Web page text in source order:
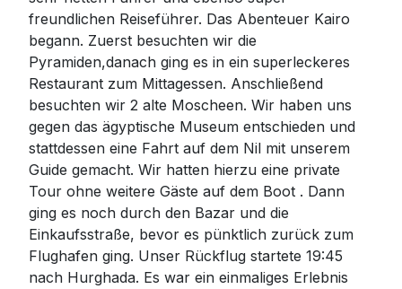
freundlichen Reiseführer. Das Abenteuer Kairo
begann. Zuerst besuchten wir die
Pyramiden,danach ging es in ein superleckeres
Restaurant zum Mittagessen. Anschließend
besuchten wir 2 alte Moscheen. Wir haben uns
gegen das ägyptische Museum entschieden und
stattdessen eine Fahrt auf dem Nil mit unserem
Guide gemacht. Wir hatten hierzu eine private
Tour ohne weitere Gäste auf dem Boot . Dann
ging es noch durch den Bazar und die
Einkaufsstraße, bevor es pünktlich zurück zum
Flughafen ging. Unser Rückflug startete 19:45
nach Hurghada. Es war ein einmaliges Erlebnis